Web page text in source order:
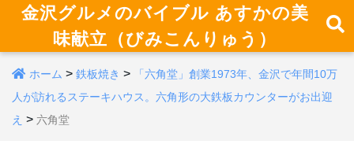
金沢グルメのバイブル あすかの美
味献立（びみこんりゅう）
ホーム > 鉄板焼き >
「六角堂」創業1973年、金沢で年間10万
人が訪れるステーキハウス。六角形の大鉄板カウンターがお出迎
え > 六角堂